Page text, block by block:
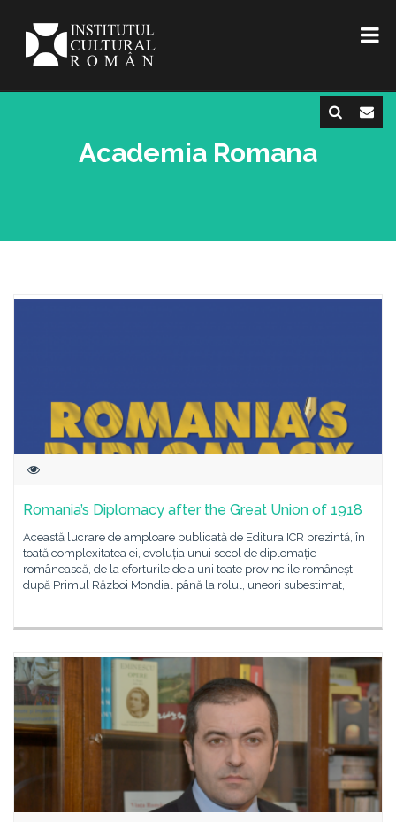
Academia Romana
Romania’s Diplomacy after the Great Union of 1918
Această lucrare de amploare publicată de Editura ICR prezintă, în
toată complexitatea ei, evoluția unui secol de diplomație
românească, de la eforturile de a uni toate provinciile românești
după Primul Război Mondial până la rolul, uneori subestimat,